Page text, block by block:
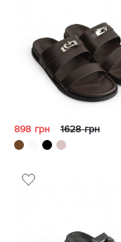
898 грн 1628 грн